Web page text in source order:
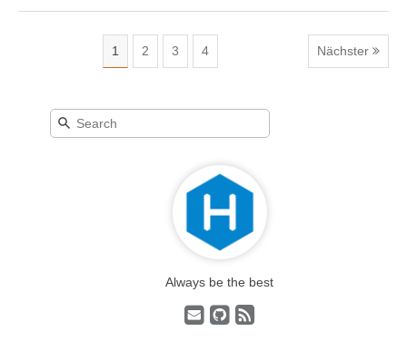
1 2 3 4 Nächster
Always be the best